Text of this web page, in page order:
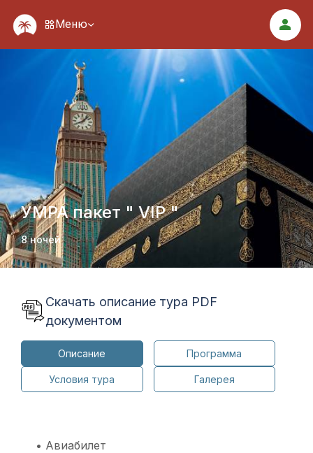
Меню
УМРА пакет " VIP "
8 ночей
Скачать описание тура PDF
документом
Описание Программа
Условия тура Галерея
• Авиабилет